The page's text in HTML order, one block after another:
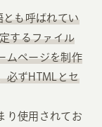
とも呼ばれてい
するファイル
ムページを制作
必ずHTMLとセ
り使用されてお